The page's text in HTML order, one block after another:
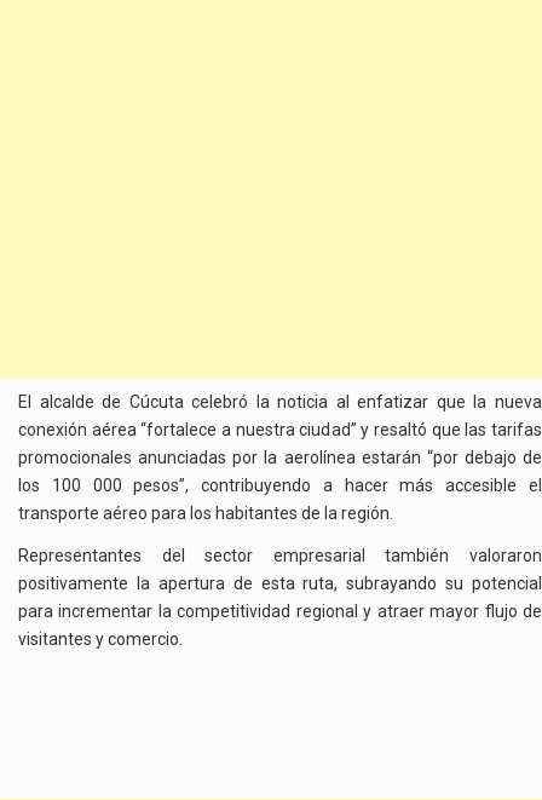
El alcalde de Cúcuta celebró la noticia al enfatizar que la nueva
conexión aérea “fortalece a nuestra ciudad” y resaltó que las tarifas
promocionales anunciadas por la aerolínea estarán “por debajo de
los 100 000 pesos”, contribuyendo a hacer más accesible el
transporte aéreo para los habitantes de la región.
Representantes del sector empresarial también valoraron
positivamente la apertura de esta ruta, subrayando su potencial
para incrementar la competitividad regional y atraer mayor flujo de
visitantes y comercio.